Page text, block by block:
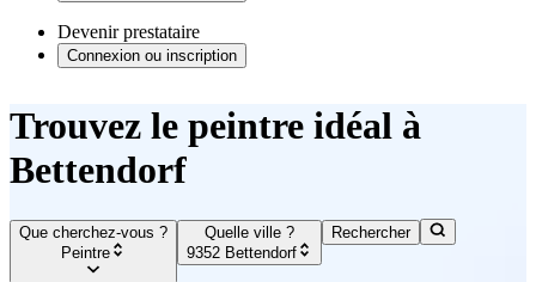
Devenir prestataire
Connexion ou inscription
Trouvez le peintre idéal à
Bettendorf
Que cherchez-vous ?
Peintre
Quelle ville ?
9352 Bettendorf
Rechercher